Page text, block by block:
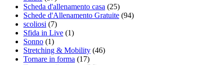
Scheda d'allenamento casa (25)
Schede d'Allenamento Gratuite (94)
scoliosi (7)
Sfida in Live (1)
Sonno (1)
Stretching & Mobility (46)
Tornare in forma (17)